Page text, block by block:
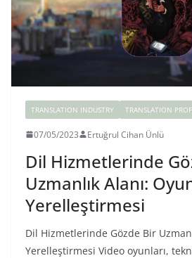
TRANSLATION INDUSTRY TRANSLATION
07/05/2023 Ertuğrul Cihan Ünlü
Dil Hizmetlerinde
Uzmanlık Alanı:
Yerelleştirmesi
Dil Hizmetlerinde Gözde Bir
Yerelleştirmesi Video oyunları,